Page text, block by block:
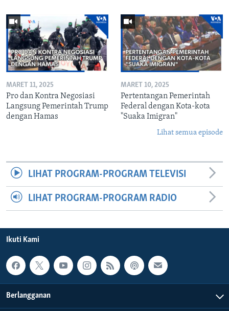
MARET 11, 2025
Pro dan Kontra Negosiasi
Langsung Pemerintah Trump
dengan Hamas
MARET 10, 2025
Pertentangan Pemerintah
Federal dengan Kota-kota
"Suaka Imigran"
Lihat semua episode
LIHAT PROGRAM-PROGRAM TELEVISI
LIHAT PROGRAM-PROGRAM RADIO
Ikuti Kami
Berlangganan